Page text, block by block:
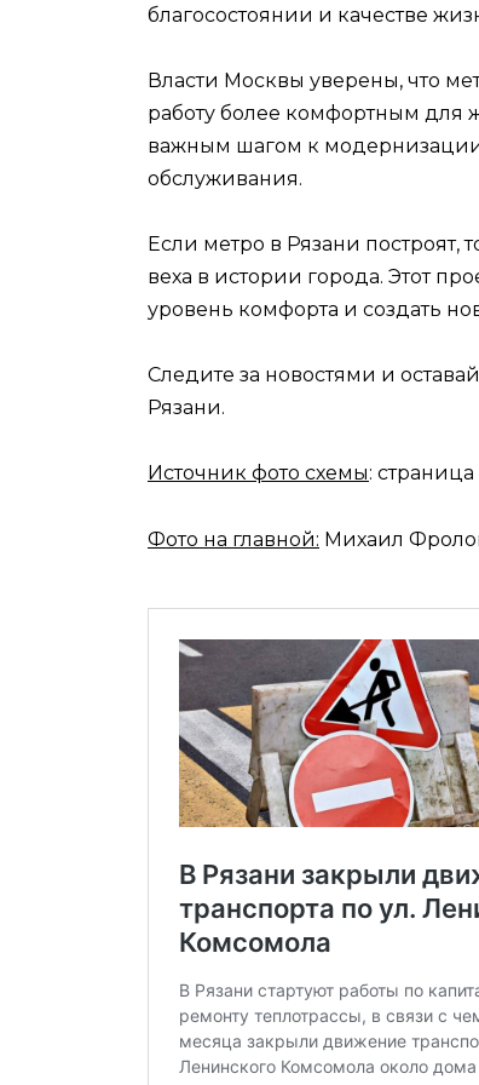
благосостоянии и качестве
Власти Москвы уверены, что
работу более комфортным для
важным шагом к
обслуживания.
Если метро в Рязани построят,
веха в истории города. Этот
уровень комфорта и создать
Следите за новостями и
Рязани.
Источник фото схемы:
Фото на главной: Михаил